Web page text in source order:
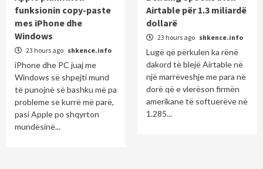
funksionin copy-paste
mes iPhone dhe
Windows
23 hours ago shkence.info
iPhone dhe PC juaj me
Windows së shpejti mund
të punojnë së bashku më pa
probleme se kurrë më parë,
pasi Apple po shqyrton
mundësinë...
Airtable për 1.3 miliardë
dollarë
23 hours ago shkence.info
Lugë që përkulen ka rënë
dakord të blejë Airtable në
një marrëveshje me para në
dorë që e vlerëson firmën
amerikane të softuerëve në
1.285...